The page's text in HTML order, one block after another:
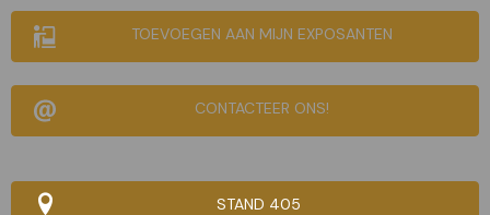
TOEVOEGEN AAN MIJN EXPOSANTEN
CONTACTEER ONS!
STAND 405